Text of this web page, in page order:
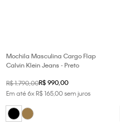
Mochila Masculina Cargo Flap
Calvin Klein Jeans - Preto
R$1.790,00R$99000
Em até6xR$16500sem juros